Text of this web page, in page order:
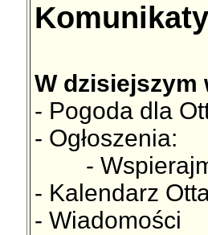
W dzisiejszym
- Pogoda dla
- Ogłoszenia:
-
- Kalendarz
- Wiadomości